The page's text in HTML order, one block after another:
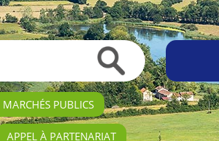
MARCHÉS PUBLICS
APPEL À PARTENARIAT